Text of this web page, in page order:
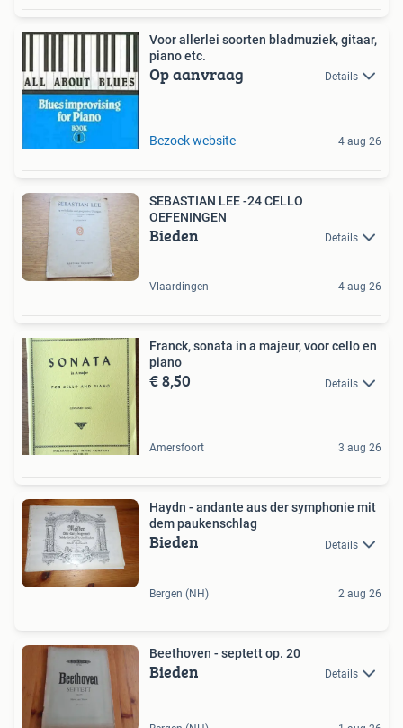
Voor allerlei soorten bladmuziek, gitaar,
piano etc.
Op aanvraag Details
Bezoek website 4 aug 26
SEBASTIAN LEE -24 CELLO
OEFENINGEN
Bieden Details
Vlaardingen 4 aug 26
Franck, sonata in a majeur, voor cello en
piano
€ 8,50 Details
Amersfoort 3 aug 26
Haydn - andante aus der symphonie mit
dem paukenschlag
Bieden Details
Bergen (NH) 2 aug 26
Beethoven - septett op. 20
Bieden Details